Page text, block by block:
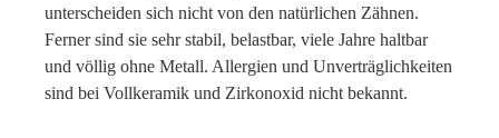
unterscheiden sich nicht von den natürlichen Zähnen.
Ferner sind sie sehr stabil, belastbar, viele Jahre haltbar
und völlig ohne Metall. Allergien und Unverträglichkeiten
sind bei Vollkeramik und Zirkonoxid nicht bekannt.